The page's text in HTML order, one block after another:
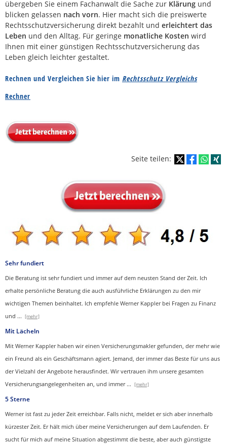
übergeben Sie einem Fachanwalt die Sache zur Klärung und
blicken gelassen nach vorn. Hier macht sich die preiswerte
Rechtsschutzversicherung direkt bezahlt und erleichtert das
Leben und den Alltag. Für geringe monatliche Kosten wird
Ihnen mit einer günstigen Rechtsschutzversicherung das
Leben gleich leichter gestaltet.
Rechnen und Vergleichen Sie hier im Rechtsschutz Vergleichs
Rechner
Seite teilen:
Sehr fundiert
Die Beratung ist sehr fundiert und immer auf dem neusten Stand der Zeit. Ich
erhalte persönliche Beratung die auch ausführliche Erklärungen zu den mir
wichtigen Themen beinhaltet. Ich empfehle Werner Kappler bei Fragen zu Finanz
und ... [mehr]
Mit Lächeln
Mit Werner Kappler haben wir einen Ver­sicherungs­makler gefunden, der mehr wie
ein Freund als ein Geschäftsmann agiert. Jemand, der immer das Beste für uns aus
der Vielzahl der Angebote herausfindet. Wir vertrauen ihm unsere gesamten
Versicherungsangelegenheiten an, und immer... [mehr]
5 Sterne
Werner ist fast zu jeder Zeit erreichbar. Falls nicht, meldet er sich aber innerhalb
kürzester Zeit. Er hält mich über meine Versicherungen auf dem Laufenden. Er
sucht für mich auf meine Situation abgestimmt die beste, aber auch günstigste